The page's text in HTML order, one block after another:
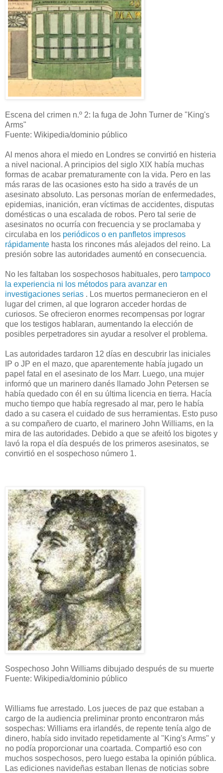
Escena del crimen n.º 2: la fuga de John Turner de "King's
Arms"
Fuente: Wikipedia/dominio público
Al menos ahora el miedo en Londres se convirtió en histeria
a nivel nacional. A principios del siglo XIX había muchas
formas de acabar prematuramente con la vida. Pero en las
más raras de las ocasiones esto ha sido a través de un
asesinato absoluto. Las personas morían de enfermedades,
epidemias, inanición, eran víctimas de accidentes, disputas
domésticas o una escalada de robos. Pero tal serie de
asesinatos no ocurría con frecuencia y se proclamaba y
circulaba en los periódicos o en panfletos impresos
rápidamente hasta los rincones más alejados del reino. La
presión sobre las autoridades aumentó en consecuencia.
No les faltaban los sospechosos habituales, pero tampoco
la experiencia ni los métodos para avanzar en
investigaciones serias . Los muertos permanecieron en el
lugar del crimen, al que lograron acceder hordas de
curiosos. Se ofrecieron enormes recompensas por lograr
que los testigos hablaran, aumentando la elección de
posibles perpetradores sin ayudar a resolver el problema.
Las autoridades tardaron 12 días en descubrir las iniciales
IP o JP en el mazo, que aparentemente había jugado un
papel fatal en el asesinato de los Marr. Luego, una mujer
informó que un marinero danés llamado John Petersen se
había quedado con él en su última licencia en tierra. Hacía
mucho tiempo que había regresado al mar, pero le había
dado a su casera el cuidado de sus herramientas. Esto puso
a su compañero de cuarto, el marinero John Williams, en la
mira de las autoridades. Debido a que se afeitó los bigotes y
lavó la ropa el día después de los primeros asesinatos, se
convirtió en el sospechoso número 1.
Sospechoso John Williams dibujado después de su muerte
Fuente: Wikipedia/dominio público
Williams fue arrestado. Los jueces de paz que estaban a
cargo de la audiencia preliminar pronto encontraron más
sospechas: Williams era irlandés, de repente tenía algo de
dinero, había sido invitado repetidamente al "King's Arms" y
no podía proporcionar una coartada. Compartió eso con
muchos sospechosos, pero luego estaba la opinión pública.
Las ediciones navideñas estaban llenas de noticias sobre